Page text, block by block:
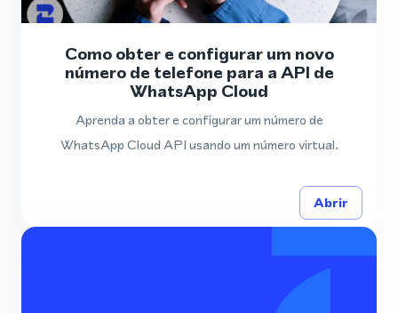
Como obter e configurar um novo
número de telefone para a API de
WhatsApp Cloud
Aprenda a obter e configurar um número de
WhatsApp Cloud API usando um número virtual.
Abrir